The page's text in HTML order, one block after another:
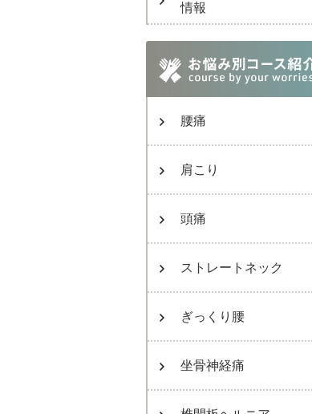
情報
腰痛
肩こり
頭痛
ストレートネック
ぎっくり腰
坐骨神経痛